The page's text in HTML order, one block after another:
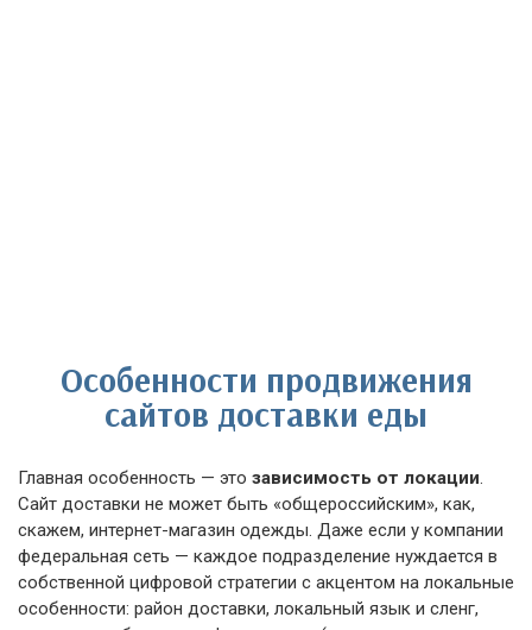
Особенности продвижения
сайтов доставки еды
Главная особенность — это зависимость от локации.
Сайт доставки не может быть «общероссийским», как,
скажем, интернет-магазин одежды. Даже если у компании
федеральная сеть — каждое подразделение нуждается в
собственной цифровой стратегии с акцентом на локальные
особенности: район доставки, локальный язык и сленг,